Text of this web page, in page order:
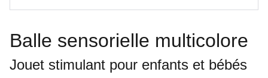
Balle sensorielle multicolore
Jouet stimulant pour enfants et bébés